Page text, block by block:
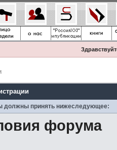
должны принять нижеследующее:
форума